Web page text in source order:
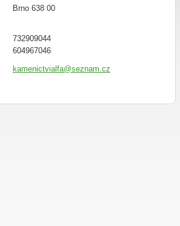
Brno 638 00
732909044
604967046
kamenictvialfa@seznam.cz